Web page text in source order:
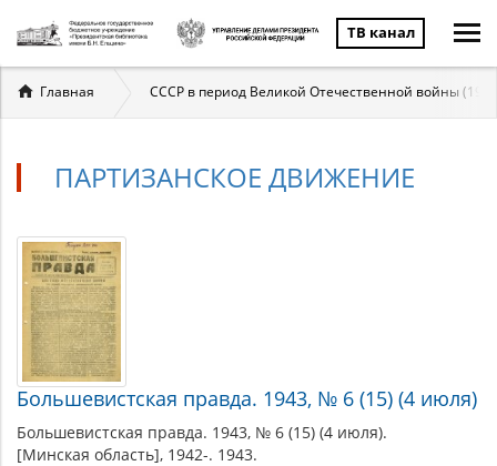
ТВ канал
Вы
здесь
Главная СССР в период Великой Отечественной войны (1941
ПАРТИЗАНСКОЕ ДВИЖЕНИЕ
Партизанское
движение
Материалы
по
теме
Большевистская правда. 1943, № 6 (15) (4 июля)
Большевистская правда. 1943, № 6 (15) (4 июля).
[Минская область], 1942-. 1943.